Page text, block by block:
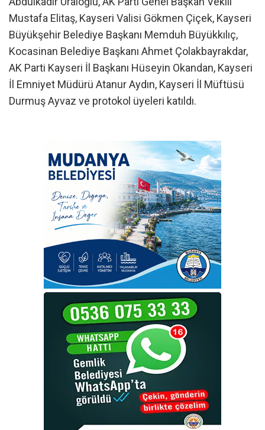
Mustafa Elitaş, Kayseri Valisi Gökmen Çiçek, Kayseri
Büyükşehir Belediye Başkanı Memduh Büyükkılıç,
Kocasinan Belediye Başkanı Ahmet Çolakbayrakdar,
AK Parti Kayseri İl Başkanı Hüseyin Okandan, Kayseri
İl Emniyet Müdürü Atanur Aydın, Kayseri İl Müftüsü
Durmuş Ayvaz ve protokol üyeleri katıldı.